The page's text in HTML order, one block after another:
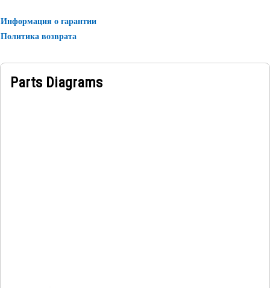
Информация о гарантии
Политика возврата
Parts Diagrams